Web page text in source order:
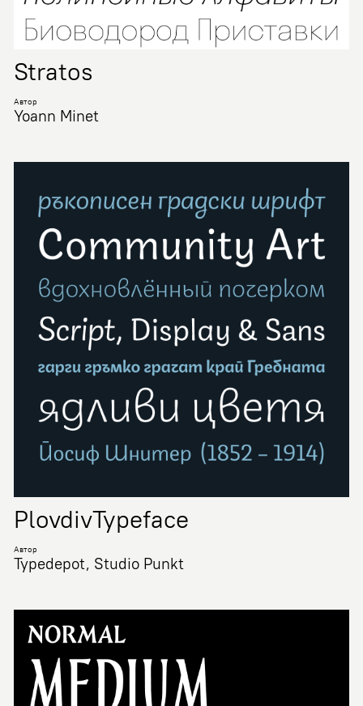
Stratos
Автор
Yoann Minet
PlovdivTypeface
Автор
Typedepot, Studio Punkt